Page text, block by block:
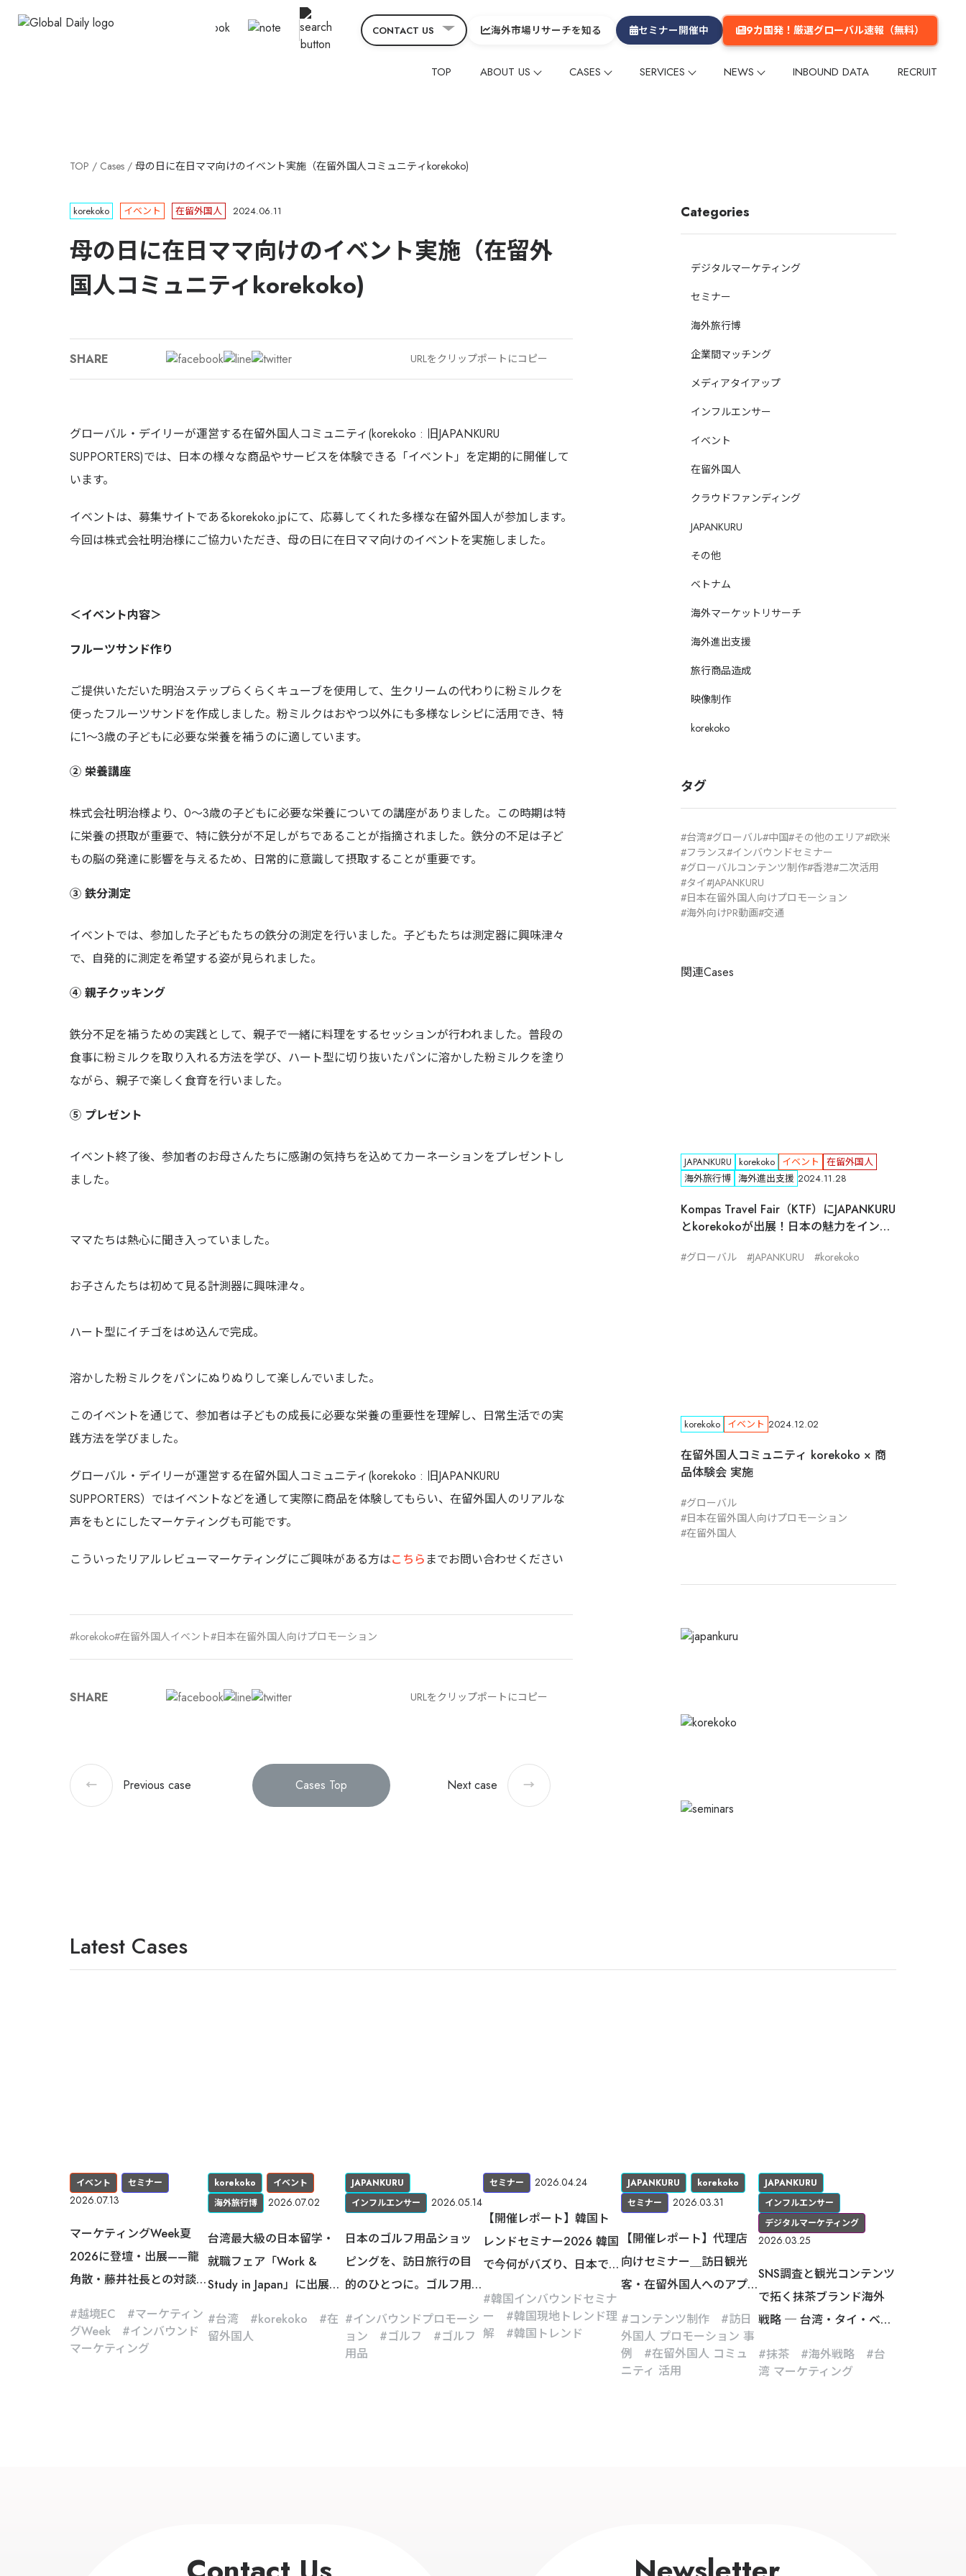
CONTACT US 海外市場リサーチを知る セミナー開催中 9カ国発！厳選グローバル速報（無料）
TOP ABOUT US
SDGs
CASES
グローバル
交通 テーマパーク・公園
SERVICES
グローバル
OWNED MEDIA
JAPANKURU
140万+ 32
JAPANKURUを見る →
レビュー・調査・販促に活かす
Network
交通 テーマパーク・公園
NEWS INBOUND DATA RECRUIT
TOP Cases 母の日に在日ママ向けのイベント実施（在留外国人コミュニティkorekoko)
korekoko イベント 在留外国人 2024.06.11
母の日に在日ママ向けのイベント実施（在留外
国人コミュニティkorekoko)
SHARE URLをクリップポートにコピー
グローバル・デイリーが運営する在留外国人コミュニティ(korekoko : 旧JAPANKURU
SUPPORTERS)では、日本の様々な商品やサービスを体験できる「イベント」を定期的に開催して
います。
イベントは、募集サイトであるkorekoko.jpにて、応募してくれた多様な在留外国人が参加します。
今回は株式会社明治様にご協力いただき、母の日に在日ママ向けのイベントを実施しました。
＜イベント内容＞
フルーツサンド作り
ご提供いただいた明治ステップらくらくキューブを使用して、生クリームの代わりに粉ミルクを
使ったフルーツサンドを作成しました。粉ミルクはおやつ以外にも多様なレシピに活用でき、特
に1〜3歳の子どもに必要な栄養を補うのに適しています。
② 栄養講座
株式会社明治様より、0〜3歳の子どもに必要な栄養についての講座がありました。この時期は特
に栄養の摂取が重要で、特に鉄分が不足しがちであることが指摘されました。鉄分の不足は子ど
もの脳の発達に影響を与えるため、日常的に意識して摂取することが重要です。
③ 鉄分測定
イベントでは、参加した子どもたちの鉄分の測定を行いました。子どもたちは測定器に興味津々
で、自発的に測定を希望する姿が見られました。
④ 親子クッキング
鉄分不足を補うための実践として、親子で一緒に料理をするセッションが行われました。普段の
食事に粉ミルクを取り入れる方法を学び、ハート型に切り抜いたパンに溶かした粉ミルクを塗り
ながら、親子で楽しく食育を行いました。
⑤ プレゼント
イベント終了後、参加者のお母さんたちに感謝の気持ちを込めてカーネーションをプレゼントし
ました。
ママたちは熱心に聞き入っていました。
お子さんたちは初めて見る計測器に興味津々。
ハート型にイチゴをはめ込んで完成。
溶かした粉ミルクをパンにぬりぬりして楽しんでいました。
このイベントを通じて、参加者は子どもの成長に必要な栄養の重要性を理解し、日常生活での実
践方法を学びました。
グローバル・デイリーが運営する在留外国人コミュニティ(korekoko : 旧JAPANKURU
SUPPORTERS）ではイベントなどを通して実際に商品を体験してもらい、在留外国人のリアルな
声をもとにしたマーケティングも可能です。
こういったリアルレビューマーケティングにご興味がある方はこちら までお問い合わせください
korekoko 在留外国人イベント 日本在留外国人向けプロモーション
SHARE URLをクリップポートにコピー
← Previous case Cases Top Nextcase →
Categories
デジタルマーケティング
セミナー
海外旅行博
企業間マッチング
メディアタイアップ
インフルエンサー
イベント
在留外国人
クラウドファンディング
JAPANKURU
その他
ベトナム
海外マーケットリサーチ
海外進出支援
旅行商品造成
映像制作
korekoko
タグ
台湾 グローバル 中国 その他のエリア 欧米
フランス インバウンドセミナー
グローバルコンテンツ制作 香港 二次活用
タイ JAPANKURU
日本在留外国人向けプロモーション
海外向けPR動画 交通
関連Cases
JAPANKURU korekoko イベント
在留外国人
海外旅行博 海外進出支援 2024.11.28
Kompas Travel Fair（KTF）にJAPANKURU
とkorekokoが出展！日本の魅力をインド
グローバル JAPANKURU korekoko
korekoko イベント 2024.12.02
在留外国人コミュニティ korekoko × 商
品体験会 実施
グローバル
日本在留外国人向けプロモーション
在留外国人
Latest Cases
イベント セミナー
2026.07.13
マーケティングWeek夏
2026に登壇・出展——龍
角散・藤井社長との対談
越境EC
マーケティン
グWeek
インバウンド
マーケティング
korekoko
イベント
海外旅行博
2026.07.02
台湾最大級の日本留学・
就職フェア「Work &
Study in Japan」に出展
層へkorekokoを紹介
台湾 korekoko
在
留外国人
JAPANKURU
インフルエンサー
2026.05.14
日本のゴルフ用品ショッ
ピングを、訪日旅行の目
的のひとつに。ゴルフ用
モーション事例
インバウンドプロモーシ
ョン
ゴルフ
ゴルフ
用品
セミナー 2026.04.24
【開催レポート】韓国ト
レンドセミナー2026 韓国
で今何がバズり、日本で何
見えた攻略のヒント
韓国インバウンドセミナ
ー
韓国現地トレンド理
解
韓国トレンド
JAPANKURU
korekoko
セミナー
2026.03.31
【開催レポート】代理店
向けセミナー＿訪日観光
客・在留外国人へのアプ
ビジネス成果を最大化
コンテンツ制作
訪日
外国人 プロモーション 事
例
在留外国人 コミュ
ニティ 活用
JAPANKURU
インフルエンサー
デジタルマーケティング
2026.03.25
SNS調査と観光コンテンツ
で拓く抹茶ブランド海外
戦略 ─ 台湾・タイ・ベト
ョン事例
抹茶 海外戦略
台
湾 マーケティング